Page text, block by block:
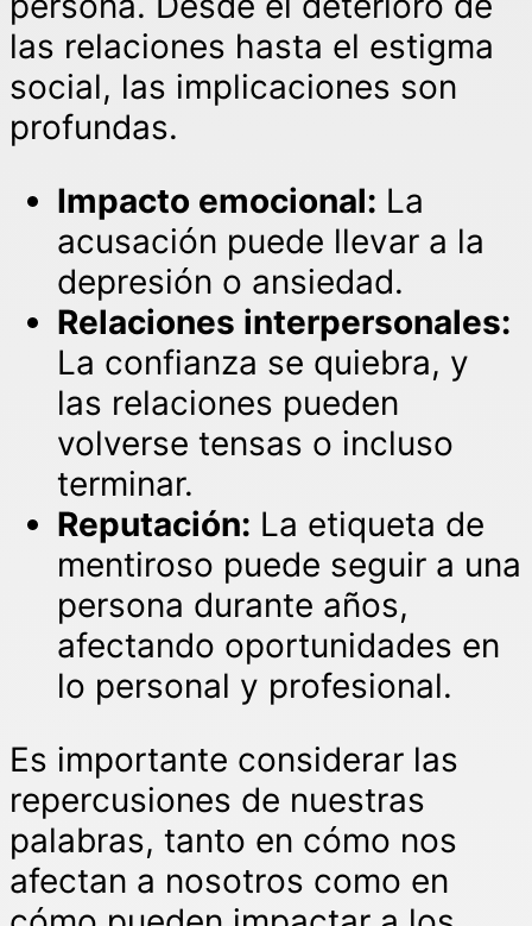
las relaciones hasta el estigma
social, las implicaciones son
profundas.
Impacto emocional: La
acusación puede llevar a la
depresión o ansiedad.
Relaciones interpersonales:
La confianza se quiebra, y
las relaciones pueden
volverse tensas o incluso
terminar.
Reputación: La etiqueta de
mentiroso puede seguir a una
persona durante años,
afectando oportunidades en
lo personal y profesional.
Es importante considerar las
repercusiones de nuestras
palabras, tanto en cómo nos
afectan a nosotros como en